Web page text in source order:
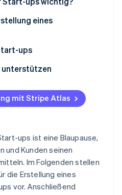
2026
Stripe Lösungen für die
Marktplatz
eines
ups
(SEO)
Guerilla-Marketing
unterstützen
beantragen
vor Erhalt der EIN-
eigener Mittel
des 83(b)-
mit Stripe Atlas
ups ist eine Blaupause,
und Kunden seinen
Im Folgenden stellen
die Erstellung eines
vor. Anschließend